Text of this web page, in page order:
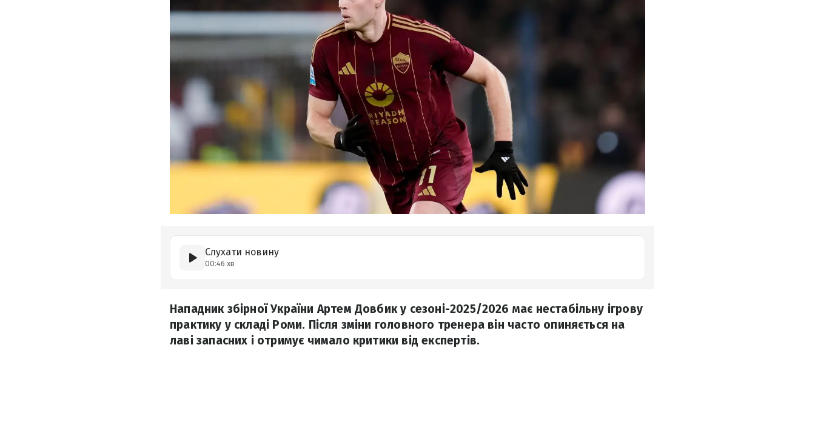
Слухати новину
00:46 хв
Нападник збірної України Артем Довбик у сезоні-2025/2026 має нестабільну ігрову
практику у складі Роми. Після зміни головного тренера він часто опиняється на
лаві запасних і отримує чимало критики від експертів.